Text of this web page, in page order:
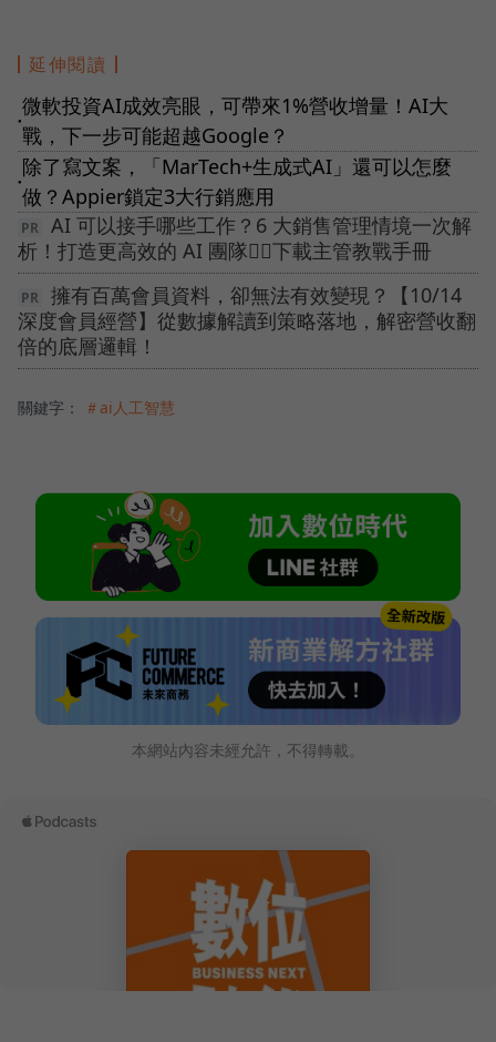
延伸閱讀
●
微軟投資AI成效亮眼，可帶來1%營收增量！AI大
戰，下一步可能超越Google？
●
除了寫文案，「MarTech+生成式AI」還可以怎麼
做？Appier鎖定3大行銷應用
AI 可以接手哪些工作？6 大銷售管理情境一次解
析！打造更高效的 AI 團隊👉🏻下載主管教戰手冊
擁有百萬會員資料，卻無法有效變現？【10/14
深度會員經營】從數據解讀到策略落地，解密營收翻
倍的底層邏輯！
關鍵字： ＃ai人工智慧
本網站內容未經允許，不得轉載。